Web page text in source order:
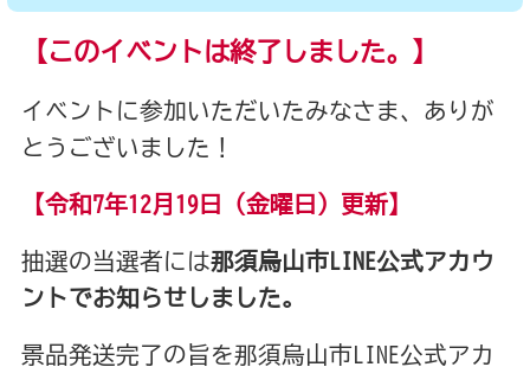
【このイベントは終了しました。】
イベントに参加いただいたみなさま、ありが
とうございました！
【令和7年12月19日（金曜日）更新】
抽選の当選者には那須烏山市LINE公式アカウ
ントでお知らせしました。
景品発送完了の旨を那須烏山市LINE公式アカ